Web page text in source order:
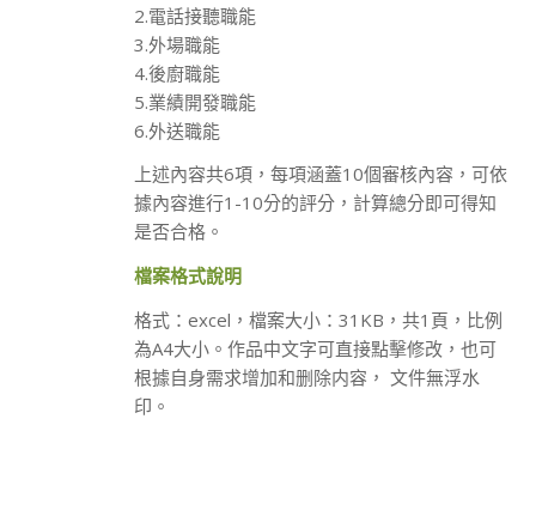
2.電話接聽職能
3.外場職能
4.後廚職能
5.業績開發職能
6.外送職能
上述內容共6項，每項涵蓋10個審核內容，可依
據內容進行1-10分的評分，計算總分即可得知
是否合格。
檔案格式說明
格式：excel，檔案大小：31KB，共1頁，比例
為A4大小。作品中文字可直接點擊修改，也可
根據自身需求增加和删除内容， 文件無浮水
印。